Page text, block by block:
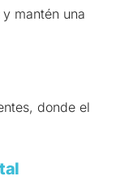
mantén una
donde el